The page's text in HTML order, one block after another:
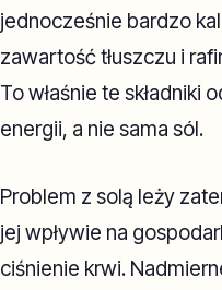
jednocześnie bardzo
zawartość tłuszczu i
To właśnie te składniki
energii, a nie sama sól.
Problem z solą leży
jej wpływie na
ciśnienie krwi.